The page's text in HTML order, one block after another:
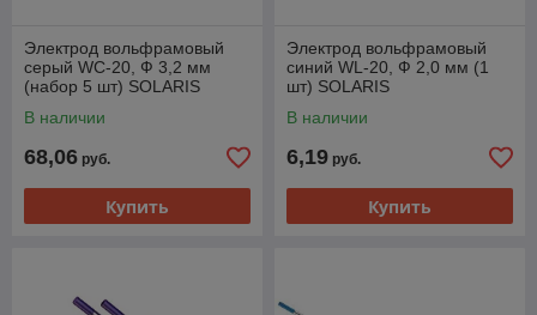
Электрод вольфрамовый
серый WC-20, Ф 3,2 мм
(набор 5 шт) SOLARIS
В наличии
68,06 руб.
Купить
Электрод вольфрамовый
синий WL-20, Ф 2,0 мм (1
шт) SOLARIS
В наличии
6,19 руб.
Купить